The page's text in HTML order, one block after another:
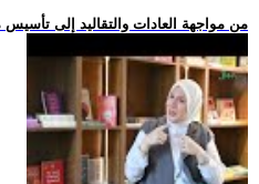
.. من مواجهة العادات والتقاليد إلى